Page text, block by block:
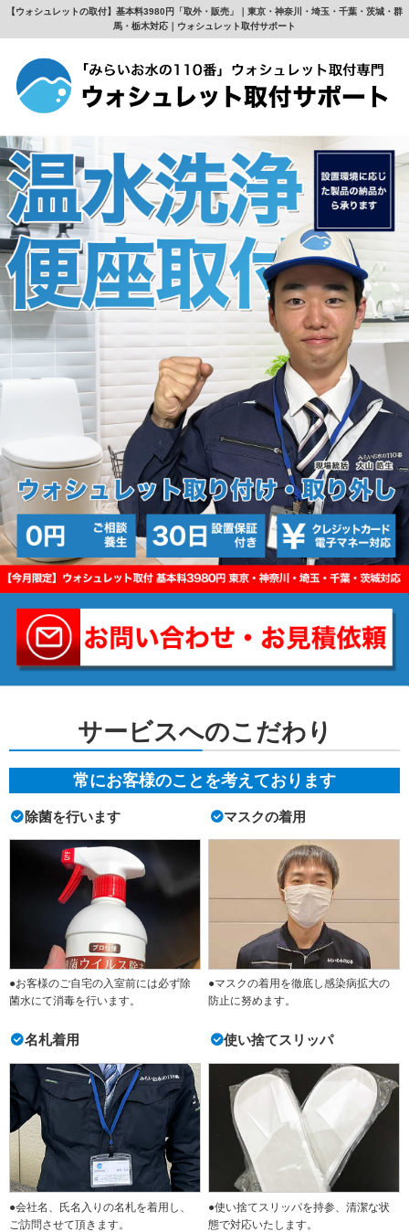
【ウォシュレットの取付】基本料3980円「取外・販売」｜東京・神奈川・埼玉・千葉・茨城・群
馬・栃木対応｜ウォシュレット取付サポート
サービスへのこだわり
常にお客様のことを考えております
除菌を行います
●お客様のご自宅の入室前には必ず除
菌水にて消毒を行います。
マスクの着用
●マスクの着用を徹底し感染病拡大の
防止に努めます。
名札着用
●会社名、氏名入りの名札を着用し、
ご訪問させて頂きます。
使い捨てスリッパ
●使い捨てスリッパを持参、清潔な状
態で対応いたします。